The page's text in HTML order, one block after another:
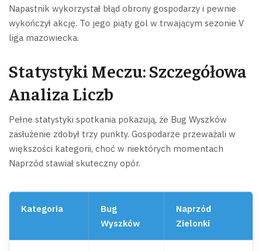
Napastnik wykorzystał błąd obrony gospodarzy i pewnie
wykończył akcję. To jego piąty gol w trwającym sezonie V
liga mazowiecka.
Statystyki Meczu: Szczegółowa
Analiza Liczb
Pełne statystyki spotkania pokazują, że Bug Wyszków
zasłużenie zdobył trzy punkty. Gospodarze przeważali w
większości kategorii, choć w niektórych momentach
Naprzód stawiał skuteczny opór.
Kategoria
Bug
Wyszków
Naprzód
Zielonki